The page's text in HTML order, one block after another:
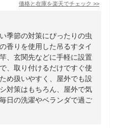
価格と在庫を楽天でチェック >>
季節の対策にぴったりの虫
香りを使用した吊るすタイ
、玄関先などに手軽に設置
、取り付けるだけですぐ使
め扱いやすく、屋外でも設
対策はもちろん、屋外で気
日の洗濯やベランダで過ご